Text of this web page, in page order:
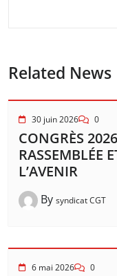
Related News
30 juin 2026 0
CONGRÈS
RASSEMBLÉE
L’AVENIR
By syndicat CGT
6 mai 2026 0